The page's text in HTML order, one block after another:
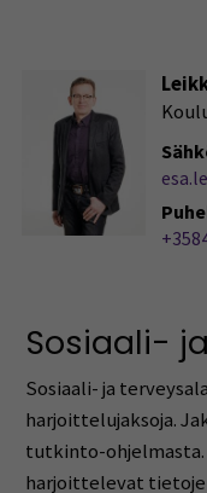
Sosiaali-
Sosiaali- ja
harjoittelujaksoja.
tutkinto-ohjelmasta.
harjoittelevat